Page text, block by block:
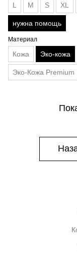
L M S XL
нужна помощь
Материал
Кожа Эко-кожа
Эко-Кожа Premium